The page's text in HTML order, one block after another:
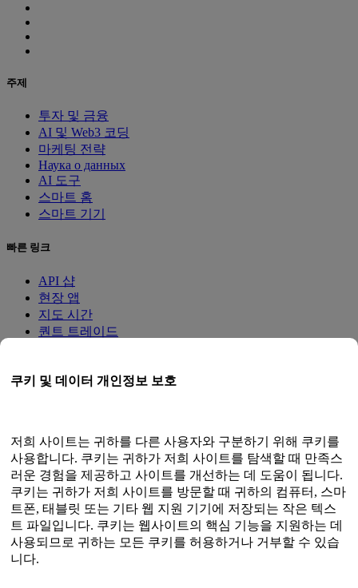
쿠키 및 데이터 개인정보 보호
저희 사이트는 귀하를 다른 사용자와 구분하기 위해 쿠키를
사용합니다. 쿠키는 귀하가 저희 사이트를 탐색할 때 만족스
러운 경험을 제공하고 사이트를 개선하는 데 도움이 됩니다.
쿠키는 귀하가 저희 사이트를 방문할 때 귀하의 컴퓨터, 스마
트폰, 태블릿 또는 기타 웹 지원 기기에 저장되는 작은 텍스
트 파일입니다. 쿠키는 웹사이트의 핵심 기능을 지원하는 데
사용되므로 귀하는 모든 쿠키를 허용하거나 거부할 수 있습
니다.
주제
투자 및 금융
AI 및 Web3 코딩
마케팅 전략
Наука о данных
AI 도구
스마트 홈
스마트 기기
빠른 링크
API 샵
현장 앱
지도 시간
퀀트 트레이드
사용자 가이드
HTML 사이트맵
언어
영어
간체 중국어
중국어 번체